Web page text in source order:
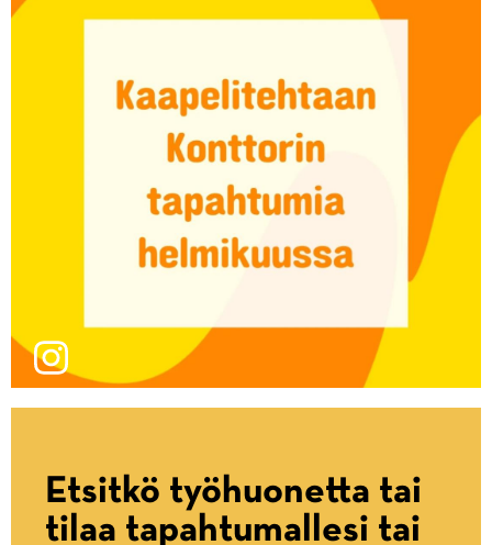
Etsitkö työhuonetta tai
tilaa tapahtumallesi tai